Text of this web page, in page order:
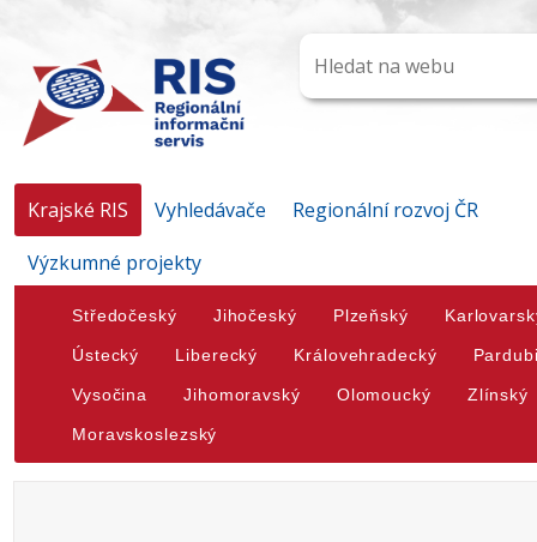
Krajské RIS Vyhledávače
Regionální rozvoj ČR
Výzkumné projekty
Středočeský Jihočeský Plzeňský
Ústecký Liberecký Královehradecký
Vysočina Jihomoravský Olomoucký Zlínský
Moravskoslezský